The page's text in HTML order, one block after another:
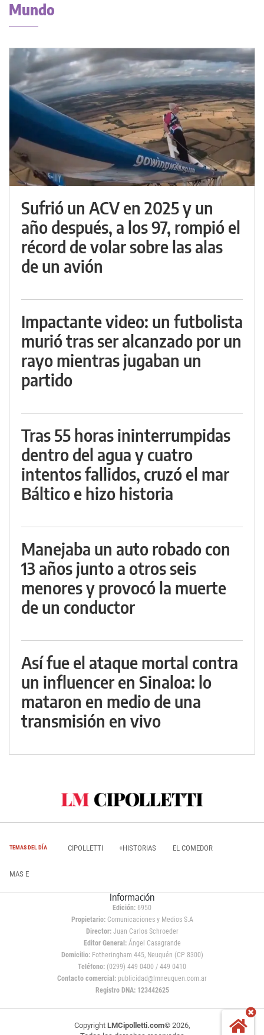
Mundo
Sufrió un ACV en 2025 y un
año después, a los 97, rompió el
récord de volar sobre las alas
de un avión
Impactante video: un futbolista
murió tras ser alcanzado por un
rayo mientras jugaban un
partido
Tras 55 horas ininterrumpidas
dentro del agua y cuatro
intentos fallidos, cruzó el mar
Báltico e hizo historia
Manejaba un auto robado con
13 años junto a otros seis
menores y provocó la muerte
de un conductor
Así fue el ataque mortal contra
un influencer en Sinaloa: lo
mataron en medio de una
transmisión en vivo
TEMAS DEL DÍA CIPOLLETTI +HISTORIAS EL COMEDOR
MAS E
Información
Edición: 6950
Propietario:Comunicaciones y Medios S.A
Director: Juan Carlos Schroeder
Editor General:Ángel Casagrande
Domicilio:Fotheringham 445, Neuquén (CP 8300)
Teléfono: (0299) 449 0400 / 449 0410
Contacto comercial: publicidad@lmneuquen.com.ar
Registro DNA: 123442625
Copyright LMCipolletti.com© 2026,